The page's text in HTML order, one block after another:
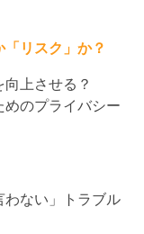
リスク」か？
上させる？
めのプライバシー
わない」トラブル